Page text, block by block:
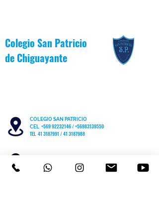
Colegio San Patricio
de Chiguayante
COLEGIO SAN PATRICIO
CEL +569 92232146/+56983139550
TEL 41 3187991 / 41 3187988
LOS CARRERA #481 CHIGUAYANTE